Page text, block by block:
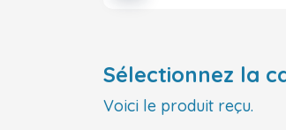
Sélectionnez la
Voici le produit reçu.